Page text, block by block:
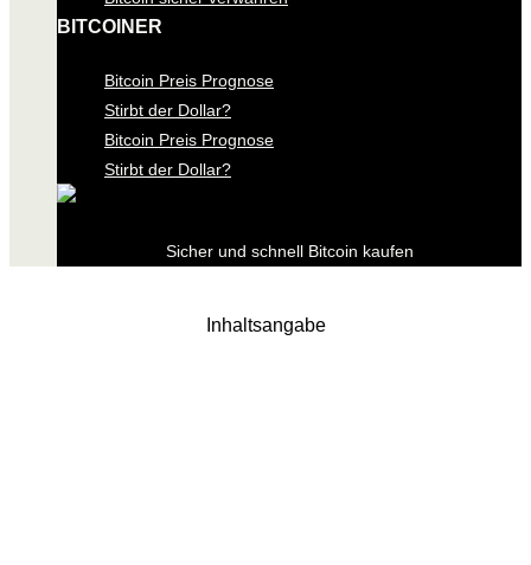
BITCOINER
Bitcoin Preis Prognose
Stirbt der Dollar?
Bitcoin Preis Prognose
Stirbt der Dollar?
Sicher und schnell Bitcoin kaufen
Inhaltsangabe